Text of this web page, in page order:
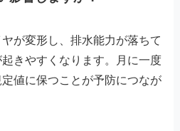
が変形し、排水能力が落ちて
きやすくなります。月に一度
値に保つことが予防につなが